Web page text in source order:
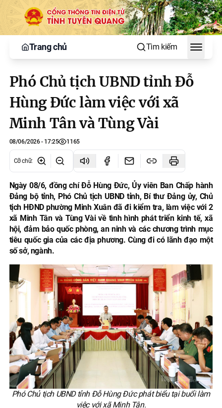
Trang chủ Tìm kiếm
Toggle
Phó Chủ tịch UBND tỉnh Đỗ
Hùng Đức làm việc với xã
Minh Tân và Tùng Vài
08/06/2026 - 17:25 1165
Cỡ chữ:
Ngày 08/6, đồng chí Đỗ Hùng Đức, Ủy viên Ban Chấp hành
Đảng bộ tỉnh, Phó Chủ tịch UBND tỉnh, Bí thư Đảng ủy, Chủ
tịch HĐND phường Minh Xuân đã đi kiểm tra, làm việc với 2
xã Minh Tân và Tùng Vài về tình hình phát triển kinh tế, xã
hội, đảm bảo quốc phòng, an ninh và các chương trình mục
tiêu quốc gia của các địa phương. Cùng đi có lãnh đạo một
số sở, ngành.
Phó Chủ tịch UBND tỉnh Đỗ Hùng Đức phát biểu tại buổi làm
việc với xã Minh Tân.